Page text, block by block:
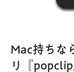
Mac持ちな
リ『